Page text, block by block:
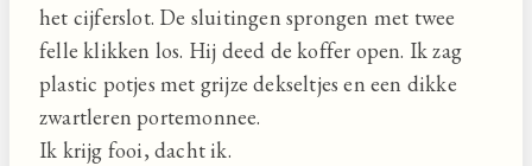
het cijferslot. De sluitingen sprongen met twee
felle klikken los. Hij deed de koffer open. Ik zag
plastic potjes met grijze dekseltjes en een dikke
zwartleren portemonnee.
Ik krijg fooi, dacht ik.